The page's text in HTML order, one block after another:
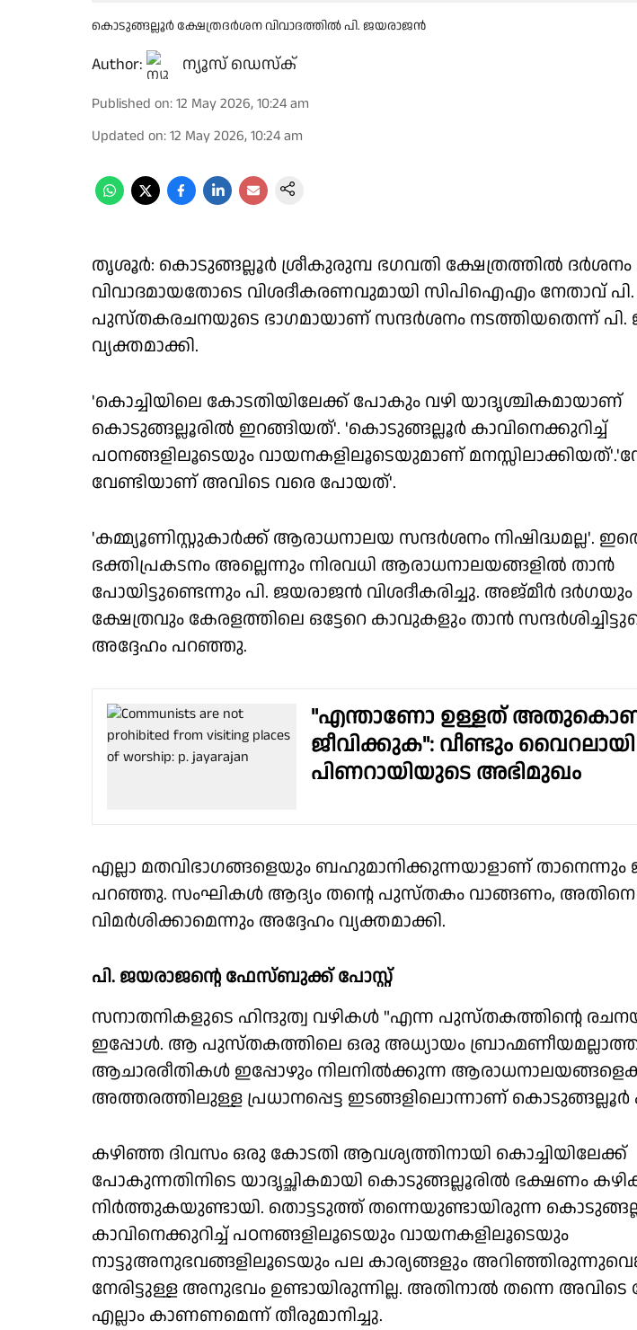
കൊടുങ്ങല്ലൂർ ക്ഷേത്രദർശന വിവാദത്തിൽ പി. ജയരാജൻ
Author: ന്യൂസ് ഡെസ്ക്
Published on:12 May 2026, 10:24 am
Updated on:12 May 2026, 10:24 am
തൃശൂർ: കൊടുങ്ങല്ലൂർ ശ്രീകുരുമ്പ ഭഗവതി ക്ഷേത്രത്തിൽ
വിവാദമായതോടെ വിശദീകരണവുമായി സിപിഐഎം നേതാവ്
പുസ്തകരചനയുടെ ഭാഗമായാണ് സന്ദർശനം നടത്തിയതെന്ന്
വ്യക്തമാക്കി.
'കൊച്ചിയിലെ കോടതിയിലേക്ക് പോകും വഴി യാദൃശ്ചികമായാണ്
കൊടുങ്ങല്ലൂരിൽ ഇറങ്ങിയത്'. 'കൊടുങ്ങല്ലൂർ കാവിനെക്കുറിച്ച്
പഠനങ്ങളിലൂടെയും വായനകളിലൂടെയുമാണ്
വേണ്ടിയാണ് അവിടെ വരെ പോയത്'.
'കമ്മ്യൂണിസ്റ്റുകാർക്ക് ആരാധനാലയ സന്ദർശനം നിഷിദ്ധമല്ല'.
ഭക്തിപ്രകടനം അല്ലെന്നും നിരവധി ആരാധനാലയങ്ങളിൽ താൻ
പോയിട്ടുണ്ടെന്നും പി. ജയരാജൻ വിശദീകരിച്ചു. അജ്മീർ
ക്ഷേത്രവും കേരളത്തിലെ ഒട്ടേറെ കാവുകളും താൻ
അദ്ദേഹം പറഞ്ഞു.
"എന്താണോ ഉള്ളത്
ജീവിക്കുക": വീണ്ടും വൈറലായി
പിണറായിയുടെ അഭിമുഖം
എല്ലാ മതവിഭാഗങ്ങളെയും ബഹുമാനിക്കുന്നയാളാണ്
പറഞ്ഞു. സംഘികൾ ആദ്യം തൻ്റെ പുസ്തകം വാങ്ങണം, അതിനെ
വിമർശിക്കാമെന്നും അദ്ദേഹം വ്യക്തമാക്കി.
പി. ജയരാജൻ്റെ ഫേസ്ബുക്ക് പോസ്റ്റ്
സനാതനികളുടെ ഹിന്ദുത്വ വഴികൾ "എന്ന പുസ്തകത്തിന്റെ
ഇപ്പോൾ. ആ പുസ്തകത്തിലെ ഒരു അധ്യായം
ആചാരരീതികൾ ഇപ്പോഴും നിലനിൽക്കുന്ന
അത്തരത്തിലുള്ള പ്രധാനപ്പെട്ട ഇടങ്ങളിലൊന്നാണ് കൊടുങ്ങല്ലൂർ
കഴിഞ്ഞ ദിവസം ഒരു കോടതി ആവശ്യത്തിനായി കൊച്ചിയിലേക്ക്
പോകുന്നതിനിടെ യാദൃച്ഛികമായി കൊടുങ്ങല്ലൂരിൽ ഭക്ഷണം
നിർത്തുകയുണ്ടായി. തൊട്ടടുത്ത് തന്നെയുണ്ടായിരുന്ന
കാവിനെക്കുറിച്ച് പഠനങ്ങളിലൂടെയും വായനകളിലൂടെയും
നാട്ടുഅനുഭവങ്ങളിലൂടെയും പല കാര്യങ്ങളും
നേരിട്ടുള്ള അനുഭവം ഉണ്ടായിരുന്നില്ല. അതിനാൽ തന്നെ അവിടെ
എല്ലാം കാണണമെന്ന് തീരുമാനിച്ചു.